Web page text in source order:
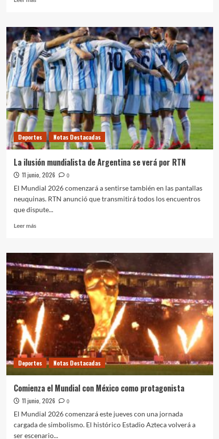
La
polémica
por
Gasly
vuelve
a
sacudir
la
Fórmula
1
Deportes Notas Destacadas
La ilusión mundialista de Argentina se verá por RTN
11 junio, 2026
0
El Mundial 2026 comenzará a sentirse también en las pantallas
neuquinas. RTN anunció que transmitirá todos los encuentros
que dispute...
Leer másLeer
La
mundialista
de
Argentina
se
verá
por
RTN
Deportes Notas Destacadas
Comienza el Mundial con México como protagonista
11 junio, 2026
0
El Mundial 2026 comenzará este jueves con una jornada
cargada de simbolismo. El histórico Estadio Azteca volverá a
ser escenario...